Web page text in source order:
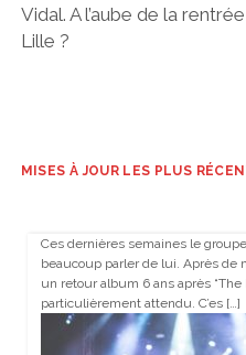
Vidal. A l’aube de la
Lille ?
MISES À JOUR LES PLUS
Ces dernières semaines le
beaucoup parler de lui. Après de
un retour album 6 ans après
particulièrement attendu. C’es […]